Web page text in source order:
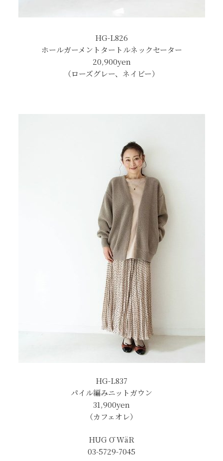
HG-L826
ホールガーメントタートルネックセーター
20,900yen
（ローズグレー、ネイビー）
HG-L837
パイル編みニットガウン
31,900yen
（カフェオレ）
HUG Ō WäR
03-5729-7045